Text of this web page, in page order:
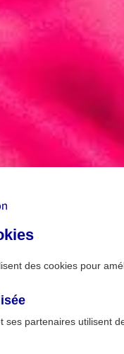
des cookies pour
ses partenaires utilisent